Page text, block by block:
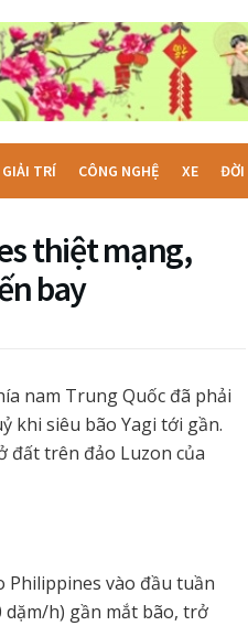
GIẢI TRÍ CÔNG NGHỆ XE ĐỜI
thiệt mạng,
bay
nam Trung Quốc đã phải
khi siêu bão Yagi tới gần.
đất trên đảo Luzon của
Philippines vào đầu tuần
dặm/h) gần mắt bão, trở